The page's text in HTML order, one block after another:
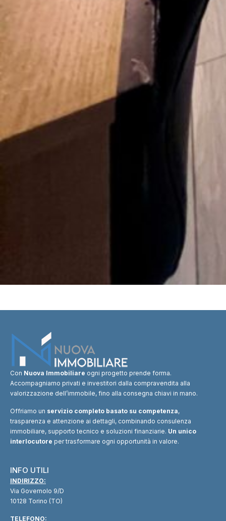
Con Nuova Immobiliare ogni progetto prende forma.
Accompagniamo privati e investitori dalla compravendita alla
valorizzazione dell’immobile, fino alla consegna chiavi in mano.
Offriamo un servizio completo basato su competenza,
trasparenza e attenzione ai dettagli, combinando consulenza
immobiliare, supporto tecnico e soluzioni finanziarie. Un unico
interlocutore per trasformare ogni opportunità in valore.
INFO UTILI
INDIRIZZO:
Via Governolo 9/D
10128 Torino (TO)
TELEFONO: